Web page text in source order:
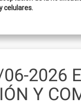
celulares.
2026
Y